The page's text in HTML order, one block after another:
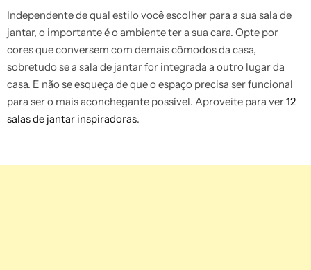
Independente de qual estilo você escolher para a sua sala de
jantar, o importante é o ambiente ter a sua cara. Opte por
cores que conversem com demais cômodos da casa,
sobretudo se a sala de jantar for integrada a outro lugar da
casa. E não se esqueça de que o espaço precisa ser funcional
para ser o mais aconchegante possível. Aproveite para ver12
salas de jantar inspiradoras.